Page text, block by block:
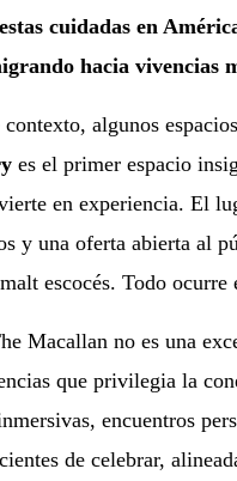
cuidadas en
hacia vivencias
contexto, algunos
es el primer espacio
en experiencia. El
y una oferta abierta al
escocés. Todo
Macallan no es una
que privilegia la
encuentros
de celebrar,